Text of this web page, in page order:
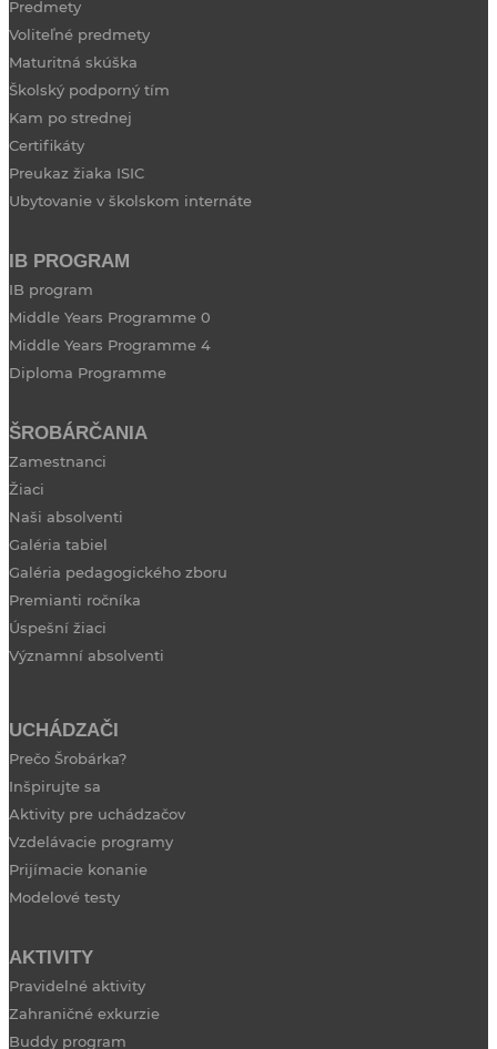
Predmety
Voliteľné predmety
Maturitná skúška
Školský podporný tím
Kam po strednej
Certifikáty
Preukaz žiaka ISIC
Ubytovanie v školskom internáte
IB PROGRAM
IB program
Middle Years Programme 0
Middle Years Programme 4
Diploma Programme
ŠROBÁRČANIA
Zamestnanci
Žiaci
Naši absolventi
Galéria tabiel
Galéria pedagogického zboru
Premianti ročníka
Úspešní žiaci
Významní absolventi
UCHÁDZAČI
Prečo Šrobárka?
Inšpirujte sa
Aktivity pre uchádzačov
Vzdelávacie programy
Prijímacie konanie
Modelové testy
AKTIVITY
Pravidelné aktivity
Zahraničné exkurzie
Buddy program